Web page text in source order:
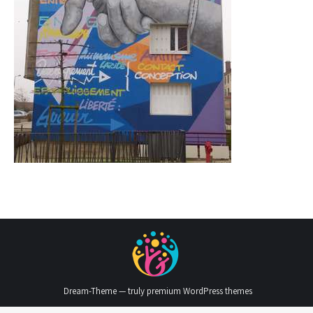
Dream-Theme — truly premium WordPress themes